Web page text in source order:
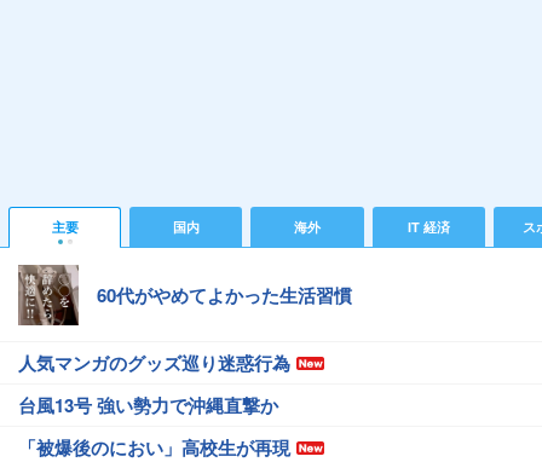
主要 国内 海外 IT 経済 ス
60代がやめてよかった生活習慣
人気マンガのグッズ巡り迷惑行為
台風13号 強い勢力で沖縄直撃か
「被爆後のにおい」高校生が再現